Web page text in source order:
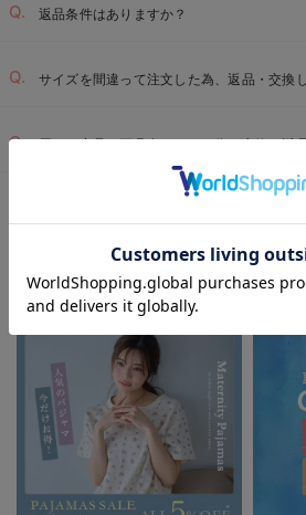
返品条件はありますか？
サイズを間違って注文した為、返品・交換
届いた商品に不具合があった為、交換・返
お気に入り商品を確
EVENT
マタニティウェア/マタニテ
セール / キャンペーン / ク